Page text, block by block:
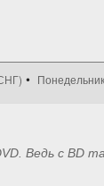
Ведь с BD